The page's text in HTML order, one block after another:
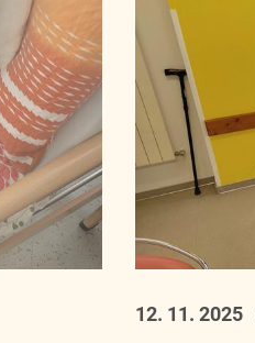
12. 11.2025